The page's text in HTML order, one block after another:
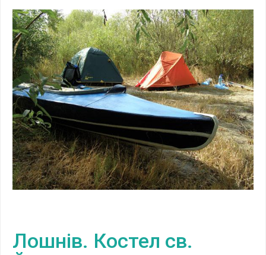
Лошнів. Костел св.